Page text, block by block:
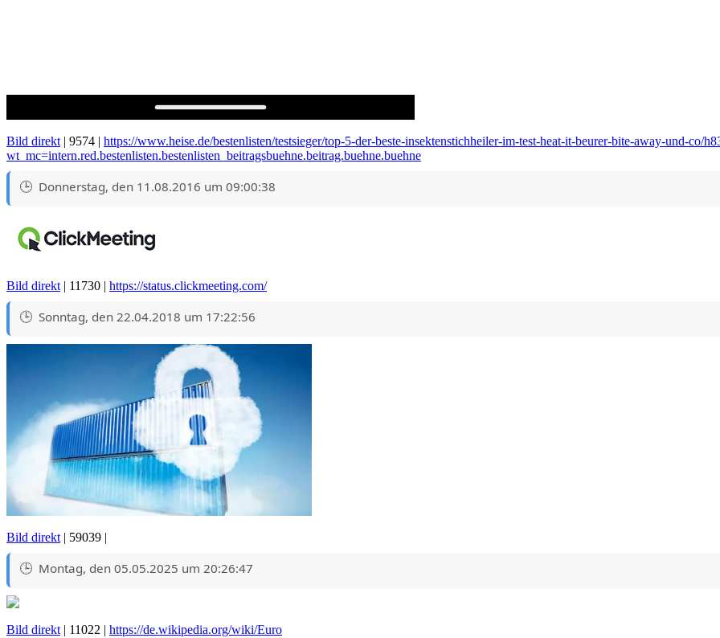
Bild direkt| 9574 | https://www.heise.de/bestenlisten/testsieger/top-5-der-beste-insektenstichheiler-im-test-heat-it-beurer-bite-away-und-co/
wt_mc=intern.red.bestenlisten.bestenlisten_beitragsbuehne.beitrag.buehne.buehne
Donnerstag, den 11.08.2016 um 09:00:38
Bild direkt| 11730 | https://status.clickmeeting.com/
Sonntag, den 22.04.2018 um 17:22:56
Bild direkt | 59039 |
Montag, den 05.05.2025 um 20:26:47
Bild direkt | 11022 | https://de.wikipedia.org/wiki/Euro